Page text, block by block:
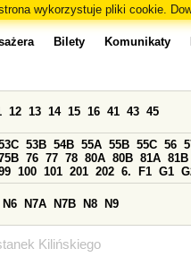
wykorzystuje pliki cookie.
Kilińskiego
Bilety Komunikaty
12 13 14 15 16 41 43 45
53B 54B 55A 55B 55C 56
76 77 78 80A 80B 81A 81B
100 101 201 202 6. F1 G1
N6 N7A N7B N8 N9